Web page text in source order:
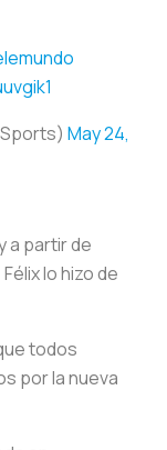
May 24,
a partir de
lo hizo de
todos
por la nueva